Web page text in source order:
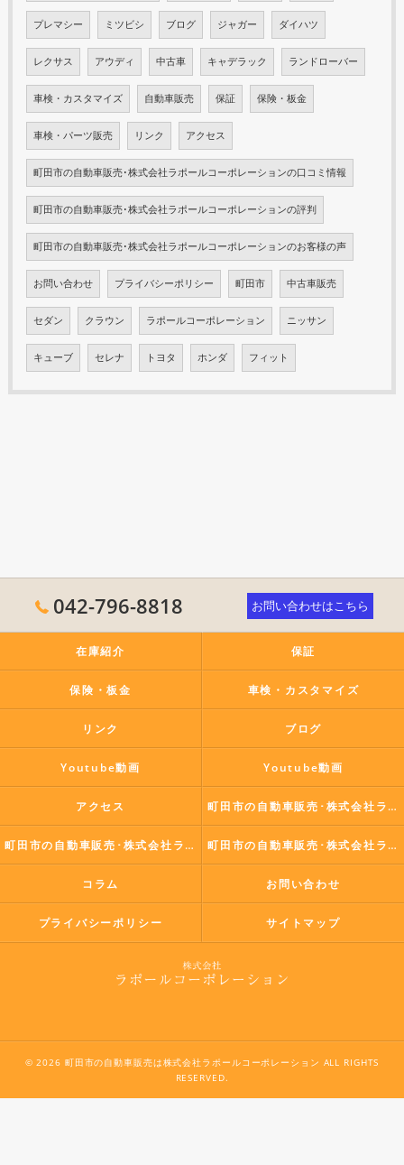
プレマシー ミツビシ ブログ ジャガー ダイハツ
レクサス アウディ 中古車 キャデラック ランドローバー
車検・カスタマイズ 自動車販売 保証 保険・板金
車検・パーツ販売 リンク アクセス
町田市の自動車販売･株式会社ラポールコーポレーションの口コミ情報
町田市の自動車販売･株式会社ラポールコーポレーションの評判
町田市の自動車販売･株式会社ラポールコーポレーションのお客様の声
お問い合わせ プライバシーポリシー 町田市 中古車販売
セダン クラウン ラポールコーポレーション ニッサン
キューブ セレナ トヨタ ホンダ フィット
042-796-8818 お問い合わせはこちら
在庫紹介 保証
保険・板金 車検・カスタマイズ
リンク ブログ
Youtube動画 Youtube動画
アクセス 町田市の自動車販売･株式会社ラポールコーポレーションの口コミ情報
町田市の自動車販売･株式会社ラポールコーポレーションの評判 町田市の自動車販売･株式会社ラポールコーポレーションのお客様の声
コラム お問い合わせ
プライバシーポリシー サイトマップ
© 2026 町田市の自動車販売は株式会社ラポールコーポレーション ALL RIGHTS
RESERVED.